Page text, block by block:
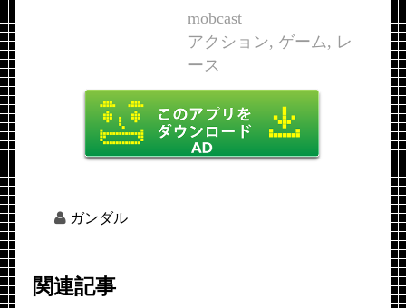
mobcast
アクション, ゲーム, レ
ース
ガンダル
関連記事